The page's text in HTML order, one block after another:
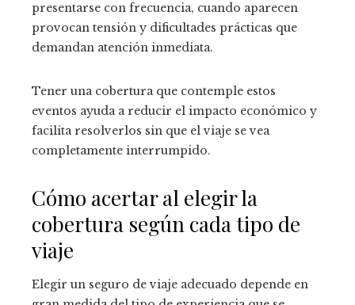
presentarse con frecuencia, cuando aparecen
provocan tensión y dificultades prácticas que
demandan atención inmediata.
Tener una cobertura que contemple estos
eventos ayuda a reducir el impacto económico y
facilita resolverlos sin que el viaje se vea
completamente interrumpido.
Cómo acertar al elegir la
cobertura según cada tipo de
viaje
Elegir un seguro de viaje adecuado depende en